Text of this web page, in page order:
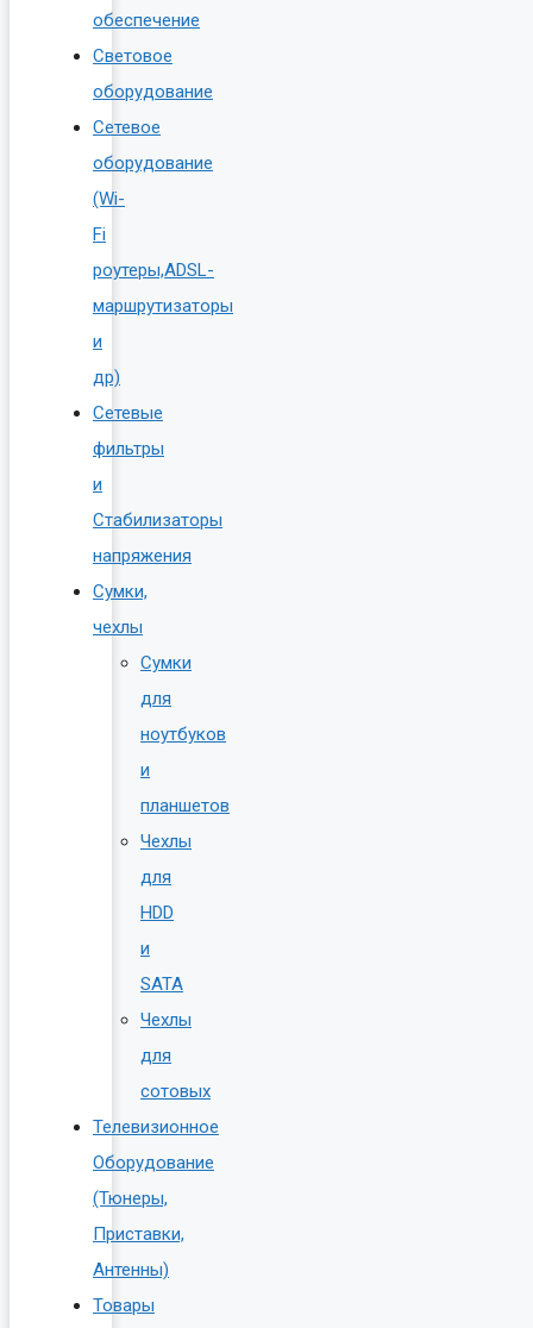
обеспечение
Световое
оборудование
Сетевое
оборудование
(Wi-
Fi
роутеры,ADSL-
маршрутизаторы
и
др)
Сетевые
фильтры
и
Стабилизаторы
напряжения
Сумки,
чехлы
Сумки
для
ноутбуков
и
планшетов
Чехлы
для
HDD
и
SATA
Чехлы
для
сотовых
Телевизионное
Оборудование
(Тюнеры,
Приставки,
Антенны)
Товары